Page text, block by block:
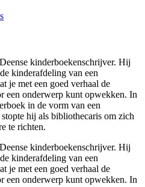
kinderboekenschrijver. Hij
kinderafdeling van een
je met een goed verhaal de
een onderwerp kunt opwekken. In
in de vorm van een
hij als bibliothecaris om zich
te richten.
kinderboekenschrijver. Hij
kinderafdeling van een
je met een goed verhaal de
een onderwerp kunt opwekken. In